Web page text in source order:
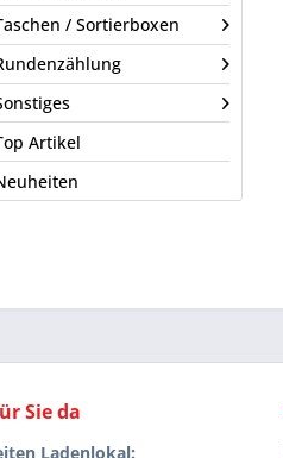
/ Sortierboxen
Artikel
Sie da
Ladenlokal: